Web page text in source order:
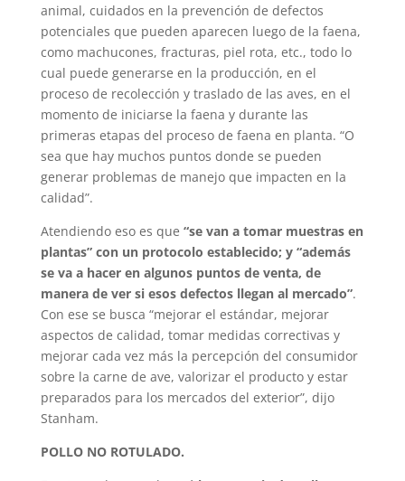
animal, cuidados en la prevención de defectos
potenciales que pueden aparecen luego de la faena,
como machucones, fracturas, piel rota, etc., todo lo
cual puede generarse en la producción, en el
proceso de recolección y traslado de las aves, en el
momento de iniciarse la faena y durante las
primeras etapas del proceso de faena en planta. “O
sea que hay muchos puntos donde se pueden
generar problemas de manejo que impacten en la
calidad”.
Atendiendo eso es que “se van a tomar muestras en
plantas” con un protocolo establecido; y “además
se va a hacer en algunos puntos de venta, de
manera de ver si esos defectos llegan al mercado”.
Con ese se busca “mejorar el estándar, mejorar
aspectos de calidad, tomar medidas correctivas y
mejorar cada vez más la percepción del consumidor
sobre la carne de ave, valorizar el producto y estar
preparados para los mercados del exterior”, dijo
Stanham.
POLLO NO ROTULADO.